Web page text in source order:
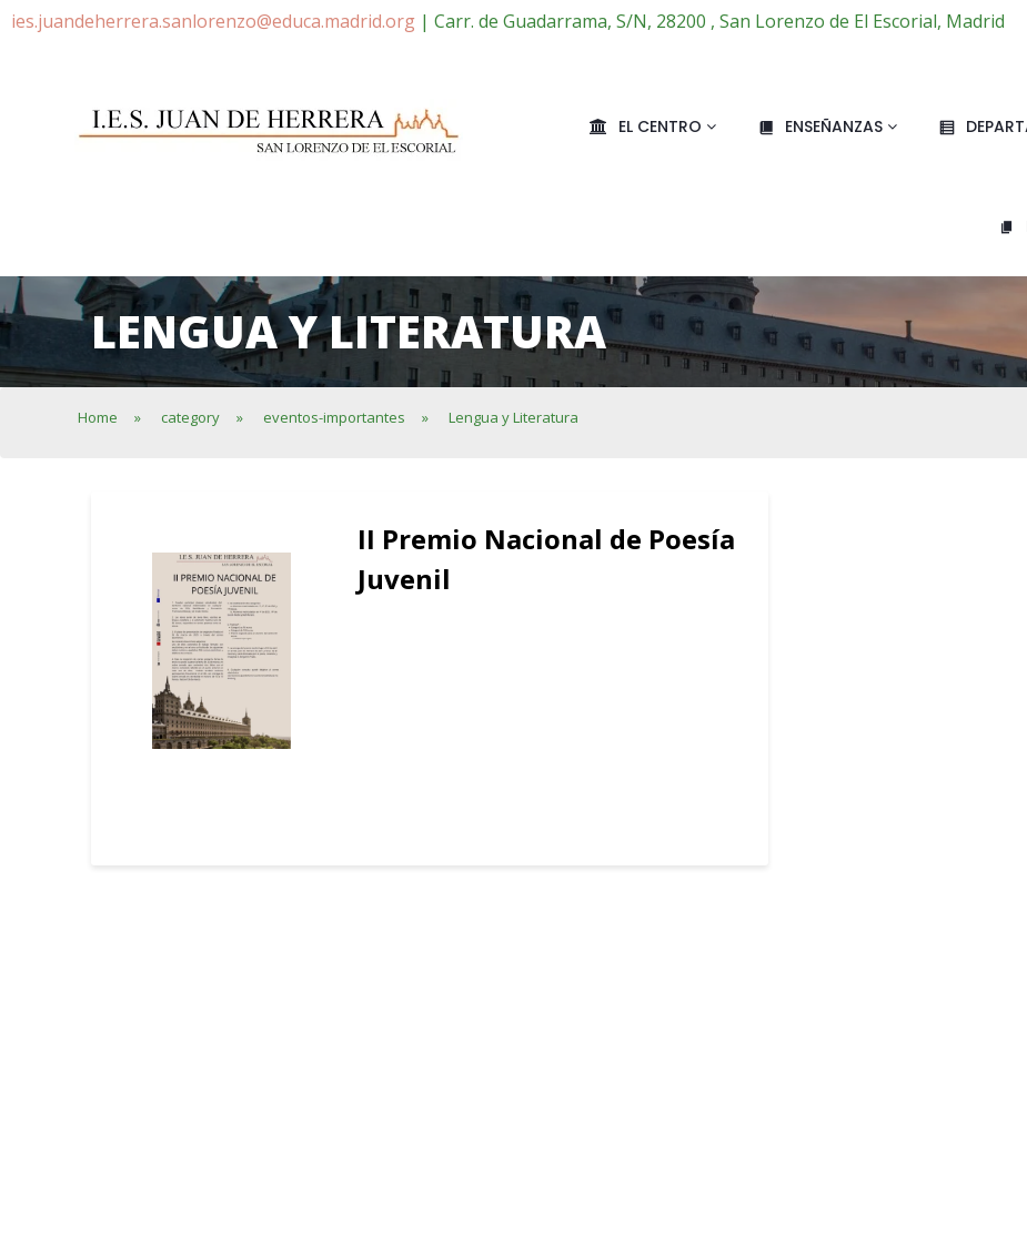
ies.juandeherrera.sanlorenzo@educa.madrid.org | Carr. de Guadarrama, S/N, 28200 , San Lorenzo de El Escorial, Madrid
EL CENTRO ENSEÑANZAS
LENGUA Y LITERATURA
Home » category » eventos-importantes » Lengua y Literatura
II Premio Nacional de Poesía
Juvenil